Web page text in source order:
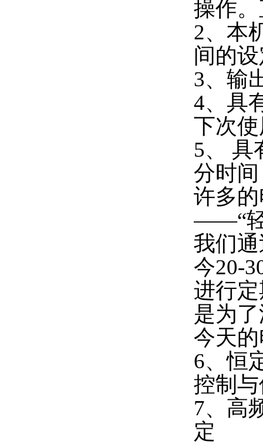
操作
2、本
间的
3、输
4、具
下次
5、 具
分时
许多
——“轻
我们
今20-
进行
是为
今天
6、恒
控制
7、高
定